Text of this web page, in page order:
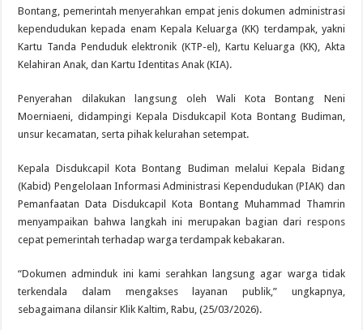
Bontang, pemerintah menyerahkan empat jenis dokumen administrasi
kependudukan kepada enam Kepala Keluarga (KK) terdampak, yakni
Kartu Tanda Penduduk elektronik (KTP-el), Kartu Keluarga (KK), Akta
Kelahiran Anak, dan Kartu Identitas Anak (KIA).
Penyerahan dilakukan langsung oleh Wali Kota Bontang Neni
Moerniaeni, didampingi Kepala Disdukcapil Kota Bontang Budiman,
unsur kecamatan, serta pihak kelurahan setempat.
Kepala Disdukcapil Kota Bontang Budiman melalui Kepala Bidang
(Kabid) Pengelolaan Informasi Administrasi Kependudukan (PIAK) dan
Pemanfaatan Data Disdukcapil Kota Bontang Muhammad Thamrin
menyampaikan bahwa langkah ini merupakan bagian dari respons
cepat pemerintah terhadap warga terdampak kebakaran.
“Dokumen adminduk ini kami serahkan langsung agar warga tidak
terkendala dalam mengakses layanan publik,” ungkapnya,
sebagaimana dilansir Klik Kaltim, Rabu, (25/03/2026).